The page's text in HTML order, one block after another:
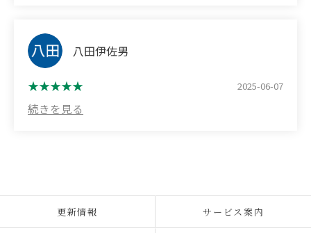
The staff and members are all friendly, and the
horseback riding!
our first time.
Love, the horse we rode, was a calm and gentle
horse, and it was truly soothing. Our instructor,
Yuga Ikeda, also gave us clear and thorough
explanations, and he also lightened the mood with
mind getting dirty, and it turned out to be a great
decision. If you're concerned about this, I
かったです！
今度は教室行ってみたいと思います。
(Translated by Google)
I had the opportunity to try horse riding.
Apparently people of all ages and genders come to
I'd like to try a class next time.
八田伊佐男
2025-06-07
更新情報 サービス案内